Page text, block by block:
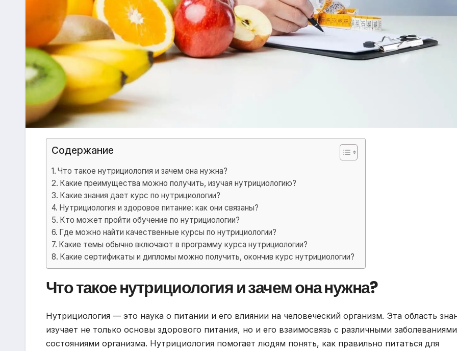
Содержание
Что такое нутрициология и зачем она нужна?
Какие преимущества можно получить, изучая нутрициологию?
Какие знания дает курс по нутрициологии?
Нутрициология и здоровое питание: как они связаны?
Кто может пройти обучение по нутрициологии?
Где можно найти качественные курсы по нутрициологии?
Какие темы обычно включают в программу курса нутрициологии?
Какие сертификаты и дипломы можно получить, окончив курс нутрициологии?
Что такое нутрициология и зачем она нужна?
Нутрициология — это наука о питании и его влиянии на человеческий организм. Эта область
изучает не только основы здорового питания, но и его взаимосвязь с различными
состояниями организма. Нутрициология помогает людям понять, как правильно питаться для